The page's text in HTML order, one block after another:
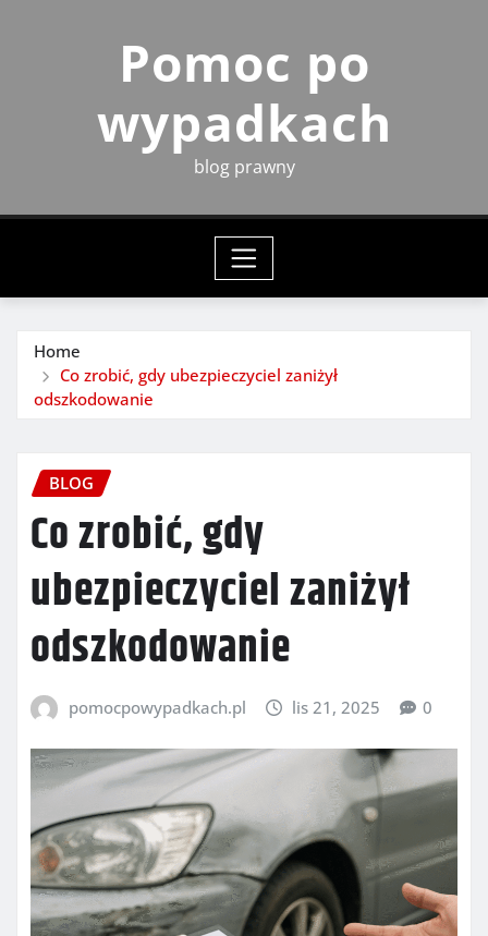
Pomoc po
wypadkach
blog prawny
Home
Co zrobić, gdy ubezpieczyciel zaniżył
odszkodowanie
BLOG
Co zrobić, gdy
ubezpieczyciel zaniżył
odszkodowanie
pomocpowypadkach.pl lis 21, 2025 0